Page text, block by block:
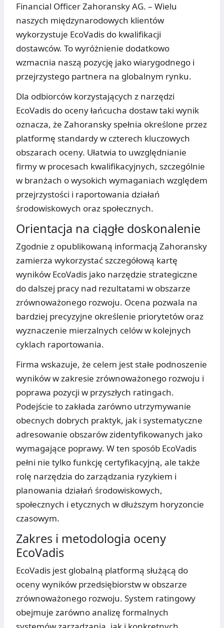
Financial Officer Zahoransky AG. – Wielu
naszych międzynarodowych klientów
wykorzystuje EcoVadis do kwalifikacji
dostawców. To wyróżnienie dodatkowo
wzmacnia naszą pozycję jako wiarygodnego i
przejrzystego partnera na globalnym rynku.
Dla odbiorców korzystających z narzędzi
EcoVadis do oceny łańcucha dostaw taki wynik
oznacza, że Zahoransky spełnia określone przez
platformę standardy w czterech kluczowych
obszarach oceny. Ułatwia to uwzględnianie
firmy w procesach kwalifikacyjnych, szczególnie
w branżach o wysokich wymaganiach względem
przejrzystości i raportowania działań
środowiskowych oraz społecznych.
Orientacja na ciągłe doskonalenie
Zgodnie z opublikowaną informacją Zahoransky
zamierza wykorzystać szczegółową kartę
wyników EcoVadis jako narzędzie strategiczne
do dalszej pracy nad rezultatami w obszarze
zrównoważonego rozwoju. Ocena pozwala na
bardziej precyzyjne określenie priorytetów oraz
wyznaczenie mierzalnych celów w kolejnych
cyklach raportowania.
Firma wskazuje, że celem jest stałe podnoszenie
wyników w zakresie zrównoważonego rozwoju i
poprawa pozycji w przyszłych ratingach.
Podejście to zakłada zarówno utrzymywanie
obecnych dobrych praktyk, jak i systematyczne
adresowanie obszarów zidentyfikowanych jako
wymagające poprawy. W ten sposób EcoVadis
pełni nie tylko funkcję certyfikacyjną, ale także
rolę narzędzia do zarządzania ryzykiem i
planowania działań środowiskowych,
społecznych i etycznych w dłuższym horyzoncie
czasowym.
Zakres i metodologia oceny
EcoVadis
EcoVadis jest globalną platformą służącą do
oceny wyników przedsiębiorstw w obszarze
zrównoważonego rozwoju. System ratingowy
obejmuje zarówno analizę formalnych